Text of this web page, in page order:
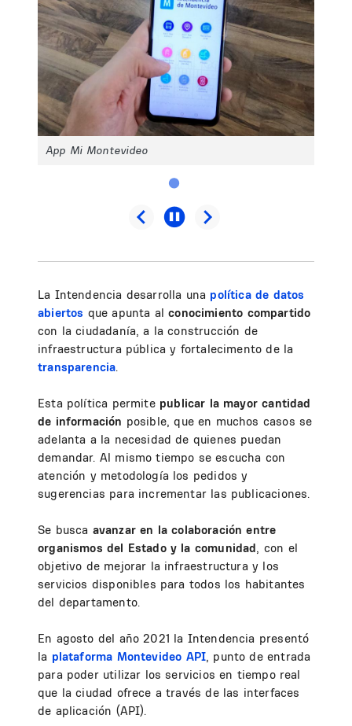
App Mi Montevideo
La Intendencia desarrolla una política de datos
abiertos que apunta al conocimiento compartido
con la ciudadanía, a la construcción de
infraestructura pública y fortalecimento de la
transparencia.
Esta política permite publicar la mayor cantidad
de información posible, que en muchos casos se
adelanta a la necesidad de quienes puedan
demandar. Al mismo tiempo se escucha con
atención y metodología los pedidos y
sugerencias para incrementar las publicaciones.
Se busca avanzar en la colaboración entre
organismos del Estado y la comunidad, con el
objetivo de mejorar la infraestructura y los
servicios disponibles para todos los habitantes
del departamento.
En agosto del año 2021 la Intendencia presentó
la plataforma Montevideo API, punto de entrada
para poder utilizar los servicios en tiempo real
que la ciudad ofrece a través de las interfaces
de aplicación (API).